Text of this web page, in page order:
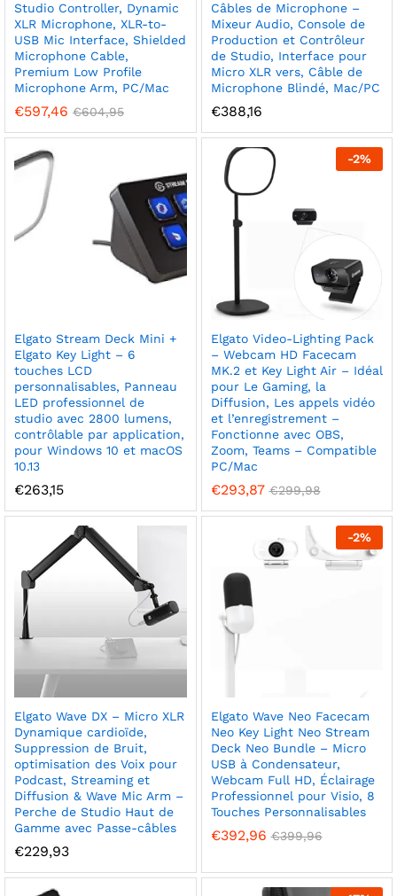
Studio Controller, Dynamic
XLR Microphone, XLR-to-
USB Mic Interface, Shielded
Microphone Cable,
Premium Low Profile
Microphone Arm, PC/Mac
€597,46 €604,95
Câbles de Microphone –
Mixeur Audio, Console de
Production et Contrôleur
de Studio, Interface pour
Micro XLR vers, Câble de
Microphone Blindé, Mac/PC
€388,16
Elgato Stream Deck Mini +
Elgato Key Light – 6
touches LCD
personnalisables, Panneau
LED professionnel de
studio avec 2800 lumens,
contrôlable par application,
pour Windows 10 et macOS
10.13
€263,15
-2%
Elgato Video-Lighting Pack
– Webcam HD Facecam
MK.2 et Key Light Air – Idéal
pour Le Gaming, la
Diffusion, Les appels vidéo
et l’enregistrement –
Fonctionne avec OBS,
Zoom, Teams – Compatible
PC/Mac
€293,87 €299,98
Elgato Wave DX – Micro XLR
Dynamique cardioïde,
Suppression de Bruit,
optimisation des Voix pour
Podcast, Streaming et
Diffusion & Wave Mic Arm –
Perche de Studio Haut de
Gamme avec Passe-câbles
€229,93
-2%
Elgato Wave Neo Facecam
Neo Key Light Neo Stream
Deck Neo Bundle – Micro
USB à Condensateur,
Webcam Full HD, Éclairage
Professionnel pour Visio, 8
Touches Personnalisables
€392,96 €399,96